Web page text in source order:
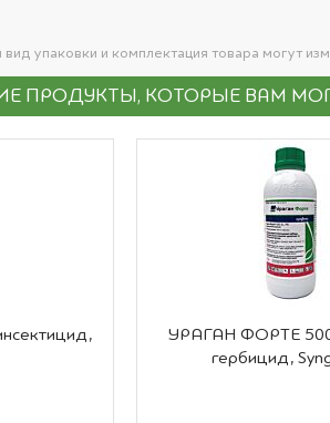
упаковки и комплектация товара могут
ПРОДУКТЫ, КОТОРЫЕ ВАМ
УРАГАН ФОРТЕ 500
гербицид,